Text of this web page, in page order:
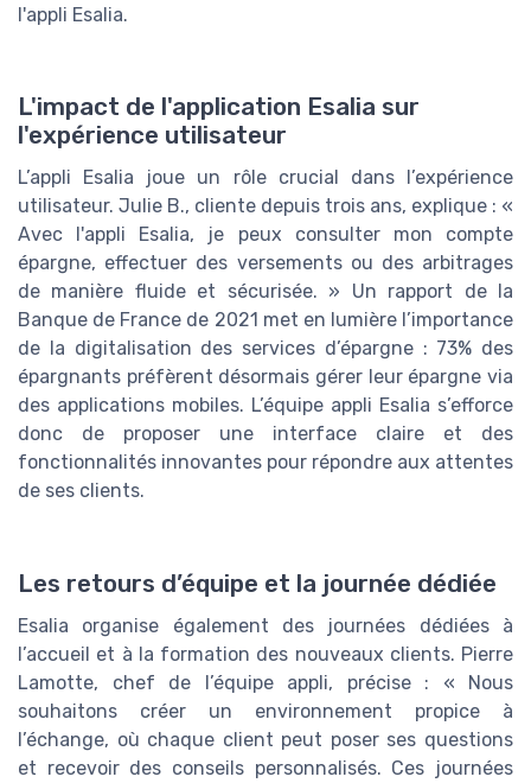
l'appli Esalia.
L'impact de l'application Esalia sur
l'expérience utilisateur
L’appli Esalia joue un rôle crucial dans l’expérience
utilisateur. Julie B., cliente depuis trois ans, explique : «
Avec l'appli Esalia, je peux consulter mon compte
épargne, effectuer des versements ou des arbitrages
de manière fluide et sécurisée. » Un rapport de la
Banque de France de 2021 met en lumière l’importance
de la digitalisation des services d’épargne : 73% des
épargnants préfèrent désormais gérer leur épargne via
des applications mobiles. L’équipe appli Esalia s’efforce
donc de proposer une interface claire et des
fonctionnalités innovantes pour répondre aux attentes
de ses clients.
Les retours d’équipe et la journée dédiée
Esalia organise également des journées dédiées à
l’accueil et à la formation des nouveaux clients. Pierre
Lamotte, chef de l’équipe appli, précise : « Nous
souhaitons créer un environnement propice à
l’échange, où chaque client peut poser ses questions
et recevoir des conseils personnalisés. Ces journées